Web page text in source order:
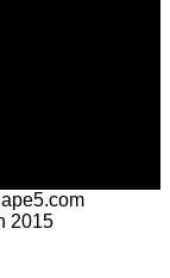
2015